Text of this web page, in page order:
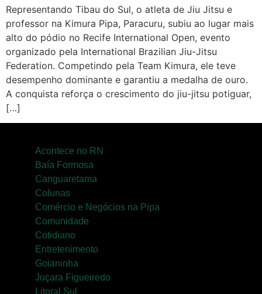
Comércio e
Negócios na
Pipa
Política
Turismo
Entretenimento
Litoral Sul
Baía Formosa
Canguaretama
Goianinha
Gastronomia
PIPA
Representando Tibau do Sul, o atleta de Jiu Jitsu e
professor na Kimura Pipa, Paracuru, subiu ao lugar mais
alto do pódio no Recife International Open, evento
organizado pela International Brazilian Jiu-Jitsu
Federation. Competindo pela Team Kimura, ele teve
desempenho dominante e garantiu a medalha de ouro.
A conquista reforça o crescimento do jiu-jitsu potiguar,
[…]
Acontece no RN
Baía Formosa
Canguaretama
Colunas
Comércio e Negócios na Pipa
Comunidade
Cotidiano
Entretenimento
Goianinha
Juçara Figueiredo
Litoral Sul